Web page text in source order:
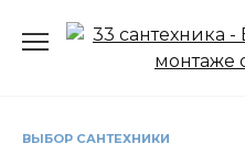
ВЫБОР САНТЕХНИКИ